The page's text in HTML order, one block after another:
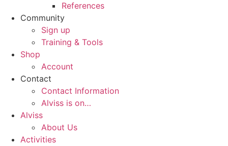
References
Community
Sign up
Training & Tools
Shop
Account
Contact
Contact Information
Alviss is on…
Alviss
About Us
Activities